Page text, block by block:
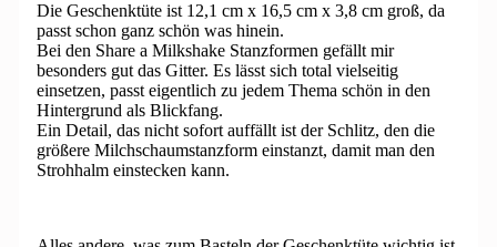
Die Geschenktüte ist 12,1 cm x 16,5 cm x 3,8 cm groß, da
passt schon ganz schön was hinein.
Bei den Share a Milkshake Stanzformen gefällt mir
besonders gut das Gitter. Es lässt sich total vielseitig
einsetzen, passt eigentlich zu jedem Thema schön in den
Hintergrund als Blickfang.
Ein Detail, das nicht sofort auffällt ist der Schlitz, den die
größere Milchschaumstanzform einstanzt, damit man den
Strohhalm einstecken kann.